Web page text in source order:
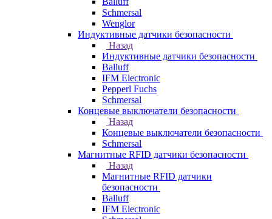
Schmersal
Wenglor
Индуктивные датчики безопасности
Назад
Индуктивные датчики безопасности
Balluff
IFM Electronic
Pepperl Fuchs
Schmersal
Концевые выключатели безопасности
Назад
Концевые выключатели безопасности
Schmersal
Магнитные RFID датчики безопасности
Назад
Магнитные RFID датчики
безопасности
Balluff
IFM Electronic